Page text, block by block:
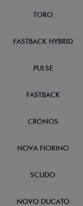
TORO
FASTBACK HYBRID
PULSE
FASTBACK
CRONOS
NOVA FIORINO
SCUDO
NOVO DUCATO